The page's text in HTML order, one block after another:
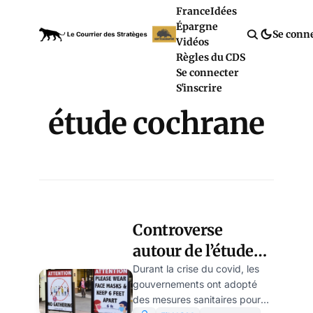
FranceIdées
Épargne
Vidéos
Règles du CDS
Se connecter
S'inscrire
Se
étude cochrane
Controverse
autour de l’étude
Cochrane sur
l’utilité du masque
Durant la crise du covid, les
gouvernements ont adopté
des mesures sanitaires pour